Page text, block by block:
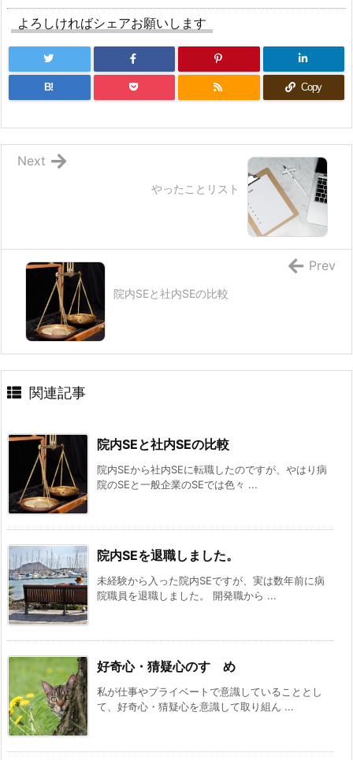
よろしければシェアお願いします
B! Copy
やったことリスト
Next
院内SEと社内SEの比較
Prev
関連記事
院内SEと社内SEの比較
院内SEから社内SEに転職したのですが、やはり病
院のSEと一般企業のSEでは色々 ...
院内SEを退職しました。
未経験から入った院内SEですが、実は数年前に病
院職員を退職しました。 開発職から ...
好奇心・猜疑心のすゝめ
私が仕事やプライベートで意識していることとし
て、好奇心・猜疑心を意識して取り組ん ...